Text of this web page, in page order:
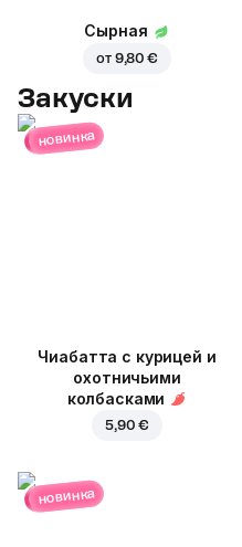
Сырная
от 9,80 €
Закуски
новинка
Чиабатта с курицей и
охотничьими
колбасками
5,90 €
новинка